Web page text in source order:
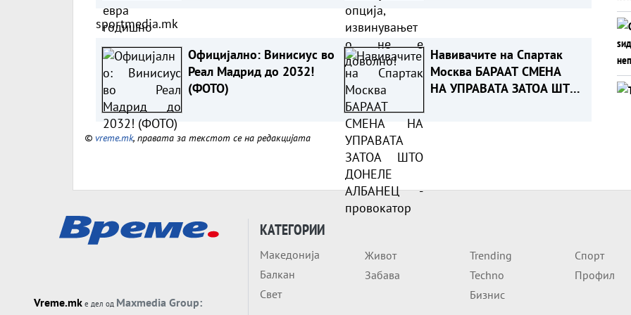
sportmedia.mk
Официјално: Винисиус во
Реал Мадрид до 2032!
(ФОТО)
Навивачите на Спартак
Москва БАРААТ СМЕНА
НА УПРАВАТА ЗАТОА ШТО
© vreme.mk, правата за текстот се на редакцијата
Vreme.mk е дел од Maxmedia Group:
КАТЕГОРИИ
Македонија
Балкан
Свет
Живот
Забава
Trending
Techno
Бизнис
Спорт
Профил